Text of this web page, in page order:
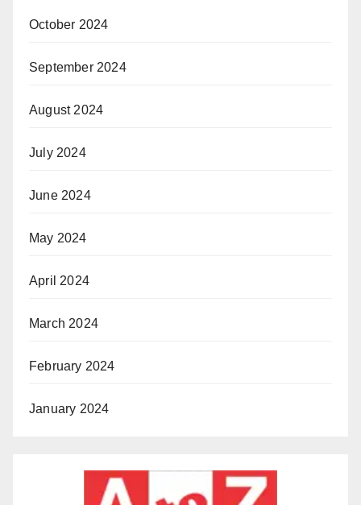
October 2024
September 2024
August 2024
July 2024
June 2024
May 2024
April 2024
March 2024
February 2024
January 2024